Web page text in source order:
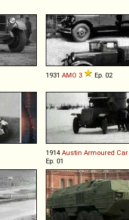
1931 AMO 3 Ep. 02
1914 Austin Armoured Car
Ep. 01